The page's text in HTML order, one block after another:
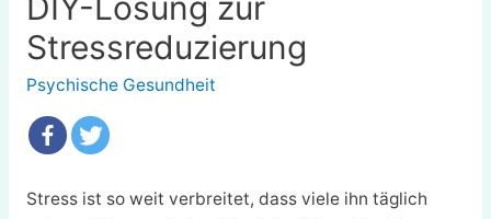
Stressreduzierung
Psychische Gesundheit
Stressist so weit verbreitet, dass viele ihn täglich